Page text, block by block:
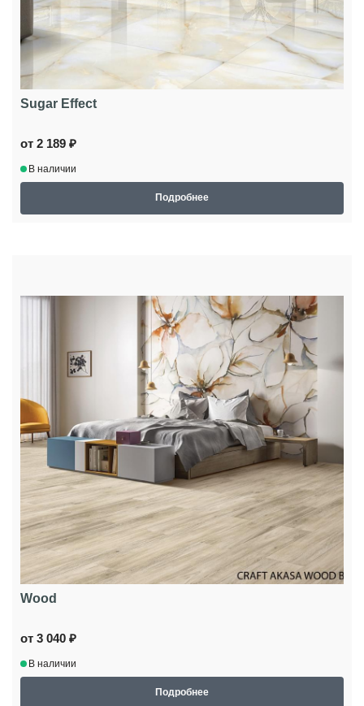
Sugar Effect
от 2 189 ₽
В наличии
Подробнее
Wood
от 3 040 ₽
В наличии
Подробнее